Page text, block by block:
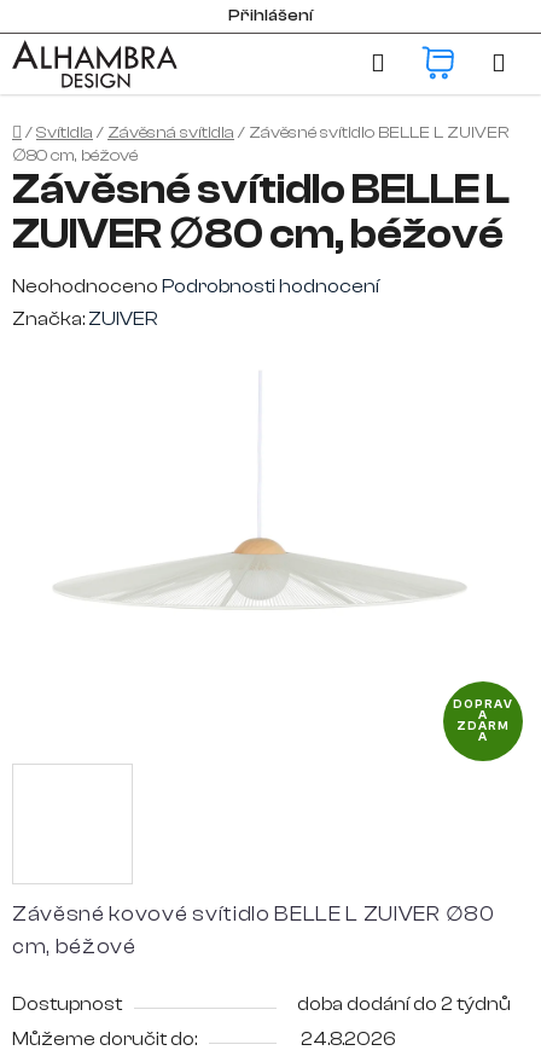
na
obsah
Přihlášení
Hledat
Domů
/Svítidla / Závěsná svítidla / Závěsné svítidlo BELLE L ZUIVER
∅80 cm, béžové
Závěsné kovové svítidlo BELLE L ZUIVER ∅80
cm, béžové
Dostupnost
doba dodání do 2 týdnů
Můžeme doručit do:
24.8.2026
Závěsné svítidlo BELLE L
ZUIVER ∅80 cm, béžové
Průměrné
hodnocení
Neohodnoceno Podrobnosti hodnocení
Značka: ZUIVER
DOPRAV
A
ZDARM
A